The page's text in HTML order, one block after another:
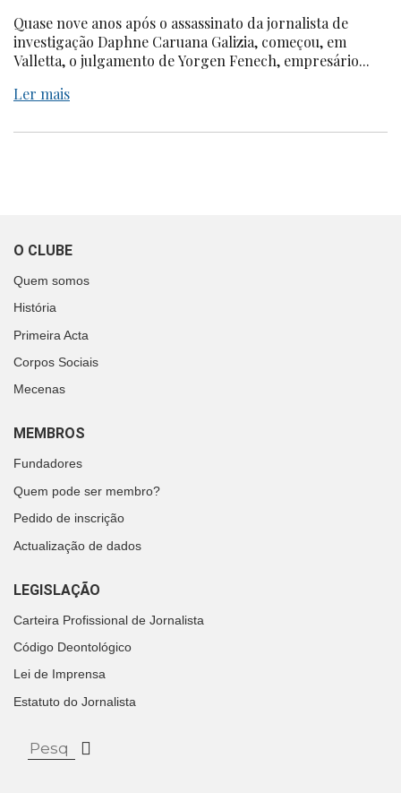
Quase nove anos após o assassinato da jornalista de
investigação Daphne Caruana Galizia, começou, em
Valletta, o julgamento de Yorgen Fenech, empresário...
Ler mais
O CLUBE
Quem somos
História
Primeira Acta
Corpos Sociais
Mecenas
MEMBROS
Fundadores
Quem pode ser membro?
Pedido de inscrição
Actualização de dados
LEGISLAÇÃO
Carteira Profissional de Jornalista
Código Deontológico
Lei de Imprensa
Estatuto do Jornalista